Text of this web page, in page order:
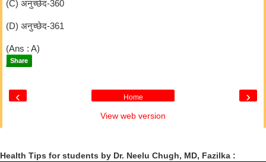
(C) अनुच्छेद-360
(D) अनुच्छेद-361
(Ans : A)
Share
‹ ›
Home
View web version
Health Tips for students by Dr. Neelu Chugh, MD, Fazilka :